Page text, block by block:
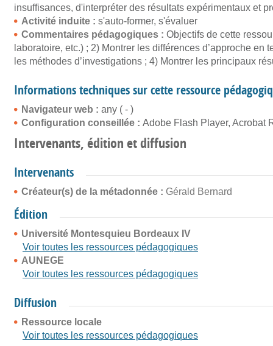
insuffisances, d'interpréter des résultats expérimentaux et
Activité induite : s'auto-former, s'évaluer
Commentaires pédagogiques : Objectifs de cette
laboratoire, etc.) ; 2) Montrer les différences d’approche
les méthodes d’investigations ; 4) Montrer les principaux
Informations techniques sur cette ressource
Navigateur web : any ( - )
Configuration conseillée : Adobe Flash Player, Acrobat
Intervenants, édition et diffusion
Intervenants
Créateur(s) de la métadonnée : Gérald Bernard
Édition
Université Montesquieu Bordeaux IV
Voir toutes les ressources pédagogiques
AUNEGE
Voir toutes les ressources pédagogiques
Diffusion
Ressource locale
Voir toutes les ressources pédagogiques